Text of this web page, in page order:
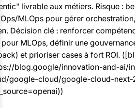
livrable aux métiers. Risque :
MLOps pour gérer
Décision clé : renforcer
pour MLOps, définir une
et prioriser cases à fort ROI.
blog.google/innovation-and-ai/
google-cloud/google-cloud-next-